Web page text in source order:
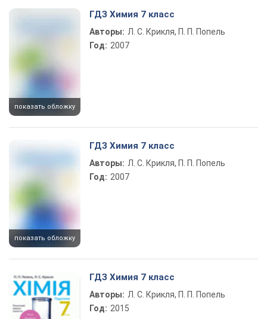
показать обложку
ГДЗ Химия 7 класс
Авторы: Л. С. Крикля, П. П. Попель
Год: 2007
показать обложку
ГДЗ Химия 7 класс
Авторы: Л. С. Крикля, П. П. Попель
Год: 2007
ГДЗ Химия 7 класс
Авторы: Л. С. Крикля, П. П. Попель
Год: 2015